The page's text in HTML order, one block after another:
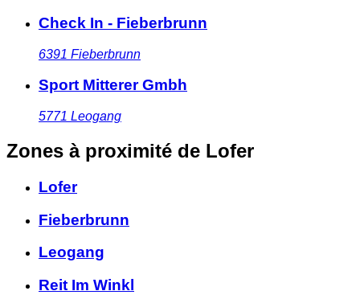
Check In - Fieberbrunn
6391 Fieberbrunn
Sport Mitterer Gmbh
5771 Leogang
Zones à proximité de Lofer
Lofer
Fieberbrunn
Leogang
Reit Im Winkl